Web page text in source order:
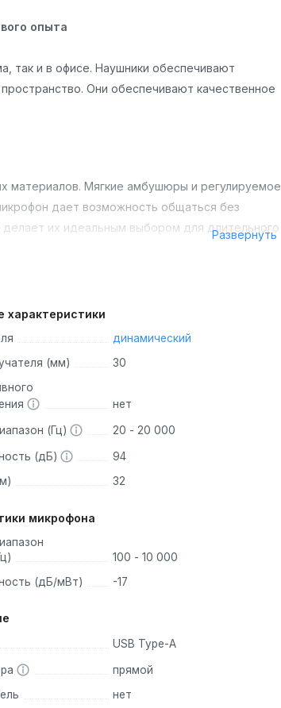
опыта
так и в офисе. Наушники обеспечивают
Они обеспечивают качественное
материалов. Мягкие амбушюры и регулируемое
дает возможность общаться без
их идеальным выбором для длительного
четко слышать ваш голос, даже в шумной
в курсе событий вокруг, даже когда вы их
выключайте микрофон одним движением.
или ноутбуку.
наушники для общения.
для бизнес-коммуникаций.
Развернуть
характеристики
динамический
(мм)
30
нет
(Гц) 20 - 20 000
(дБ)
94
32
микрофона
100 - 10 000
(дБ/мВт)
-17
USB Type-A
прямой
нет